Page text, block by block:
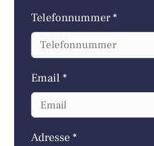
Telefonnummer *
Email *
Adresse *